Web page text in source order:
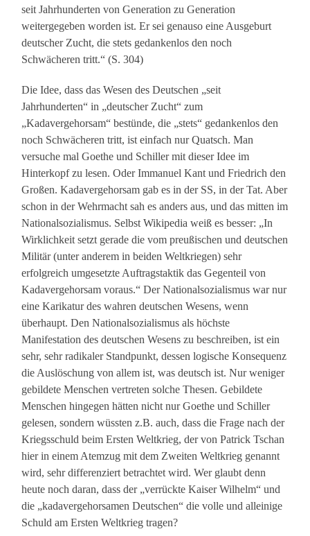
seit Jahrhunderten von Generation zu Generation
weitergegeben worden ist. Er sei genauso eine Ausgeburt
deutscher Zucht, die stets gedankenlos den noch
Schwächeren tritt.“ (S. 304)
Die Idee, dass das Wesen des Deutschen „seit
Jahrhunderten“ in „deutscher Zucht“ zum
„Kadavergehorsam“ bestünde, die „stets“ gedankenlos den
noch Schwächeren tritt, ist einfach nur Quatsch. Man
versuche mal Goethe und Schiller mit dieser Idee im
Hinterkopf zu lesen. Oder Immanuel Kant und Friedrich den
Großen. Kadavergehorsam gab es in der SS, in der Tat. Aber
schon in der Wehrmacht sah es anders aus, und das mitten im
Nationalsozialismus. Selbst Wikipedia weiß es besser: „In
Wirklichkeit setzt gerade die vom preußischen und deutschen
Militär (unter anderem in beiden Weltkriegen) sehr
erfolgreich umgesetzte Auftragstaktik das Gegenteil von
Kadavergehorsam voraus.“ Der Nationalsozialismus war nur
eine Karikatur des wahren deutschen Wesens, wenn
überhaupt. Den Nationalsozialismus als höchste
Manifestation des deutschen Wesens zu beschreiben, ist ein
sehr, sehr radikaler Standpunkt, dessen logische Konsequenz
die Auslöschung von allem ist, was deutsch ist. Nur weniger
gebildete Menschen vertreten solche Thesen. Gebildete
Menschen hingegen hätten nicht nur Goethe und Schiller
gelesen, sondern wüssten z.B. auch, dass die Frage nach der
Kriegsschuld beim Ersten Weltkrieg, der von Patrick Tschan
hier in einem Atemzug mit dem Zweiten Weltkrieg genannt
wird, sehr differenziert betrachtet wird. Wer glaubt denn
heute noch daran, dass der „verrückte Kaiser Wilhelm“ und
die „kadavergehorsamen Deutschen“ die volle und alleinige
Schuld am Ersten Weltkrieg tragen?